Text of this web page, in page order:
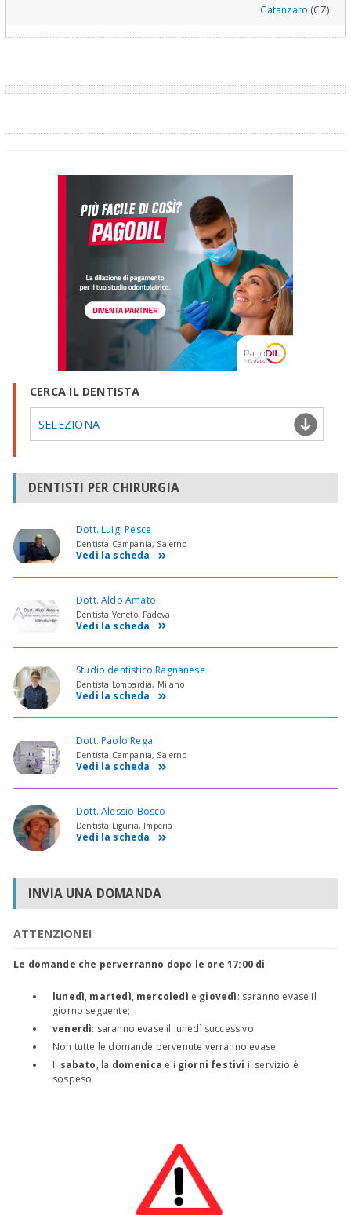
Catanzaro (CZ)
CERCA IL DENTISTA
SELEZIONA
DENTISTI PER CHIRURGIA
Dott. Luigi Pesce
Dentista Campania, Salerno
Vedi la scheda
Dott. Aldo Amato
Dentista Veneto, Padova
Vedi la scheda
Studio dentistico Ragnanese
Dentista Lombardia, Milano
Vedi la scheda
Dott. Paolo Rega
Dentista Campania, Salerno
Vedi la scheda
Dott. Alessio Bosco
Dentista Liguria, Imperia
Vedi la scheda
INVIA UNA DOMANDA
ATTENZIONE!
Le domande che perverranno dopo le ore 17:00 di:
lunedì, martedì, mercoledì e giovedì: saranno evase il
giorno seguente;
venerdì: saranno evase il lunedì successivo.
Non tutte le domande pervenute verranno evase.
Il sabato, la domenica e i giorni festivi il servizio è
sospeso